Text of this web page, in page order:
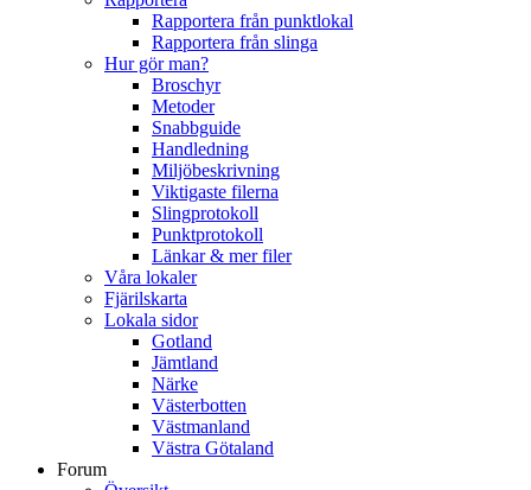
Rapportera från punktlokal
Rapportera från slinga
Hur gör man?
Broschyr
Metoder
Snabbguide
Handledning
Miljöbeskrivning
Viktigaste filerna
Slingprotokoll
Punktprotokoll
Länkar & mer filer
Våra lokaler
Fjärilskarta
Lokala sidor
Gotland
Jämtland
Närke
Västerbotten
Västmanland
Västra Götaland
Forum